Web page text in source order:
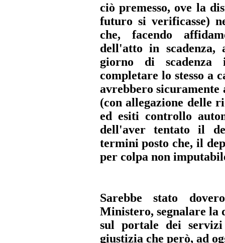
ciò premesso, ove la
futuro si verificasse)
che, facendo
dell'atto in scadenza,
giorno di scadenza
completare lo stesso a
avrebbero
(con allegazione delle
ed esiti controllo
dell'aver tentato il
termini posto che, il
per colpa non
Sarebbe stato
Ministero, segnalare la
sul portale dei
giustizia che però, ad